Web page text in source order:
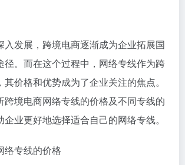
入发展，跨境电商逐渐成为企业拓展国
径。而在这个过程中，网络专线作为跨
价格和优势成为了企业关注的焦点。
跨境电商网络专线的价格及不同专线的
业更好地选择适合自己的网络专线。
络专线的价格